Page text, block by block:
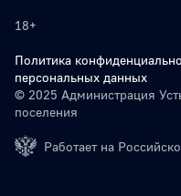
18+
Политика
персональных данных
© 2025 Администрация
поселения
Работает на